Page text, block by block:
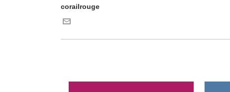
corailrouge